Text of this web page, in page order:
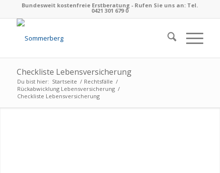
Bundesweit kostenfreie Erstberatung - Rufen Sie uns an: Tel.
0421 301 679 0
Checkliste Lebensversicherung
Du bist hier: Startseite / Rechtsfälle /
Rückabwicklung Lebensversicherung /
Checkliste Lebensversicherung